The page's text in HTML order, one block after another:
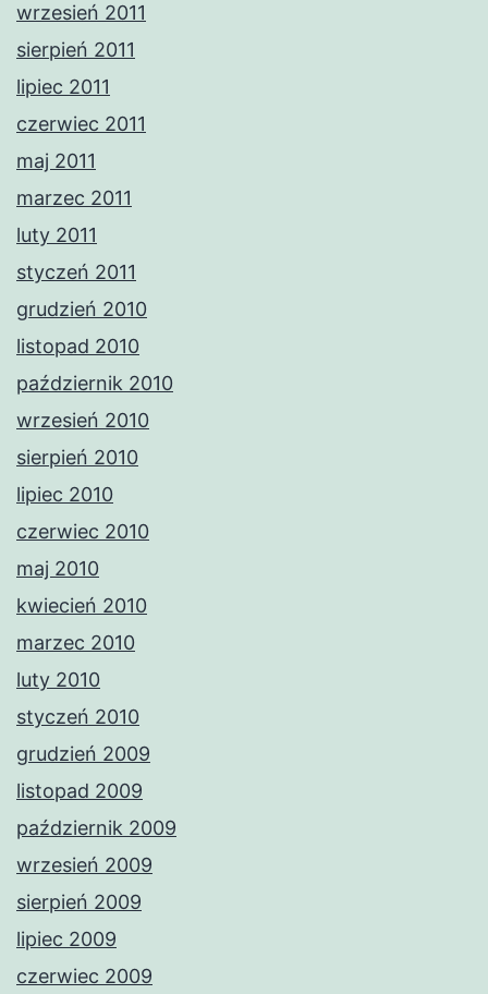
wrzesień 2011
sierpień 2011
lipiec 2011
czerwiec 2011
maj 2011
marzec 2011
luty 2011
styczeń 2011
grudzień 2010
listopad 2010
październik 2010
wrzesień 2010
sierpień 2010
lipiec 2010
czerwiec 2010
maj 2010
kwiecień 2010
marzec 2010
luty 2010
styczeń 2010
grudzień 2009
listopad 2009
październik 2009
wrzesień 2009
sierpień 2009
lipiec 2009
czerwiec 2009